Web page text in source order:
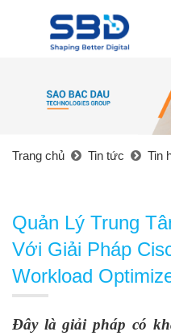
Trang chủ Tin tức Tin
Quản Lý Trung
Với Giải Pháp
Workload
Đây là giải pháp có